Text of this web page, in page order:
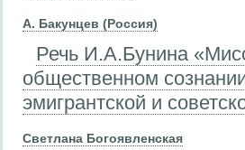
А. Бакунцев (Россия)
Речь И.А.Бунина
общественном
эмигрантской и
Светлана Богоявленская